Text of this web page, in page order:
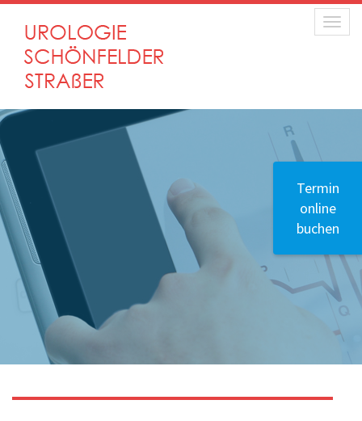
Termin
online
buchen